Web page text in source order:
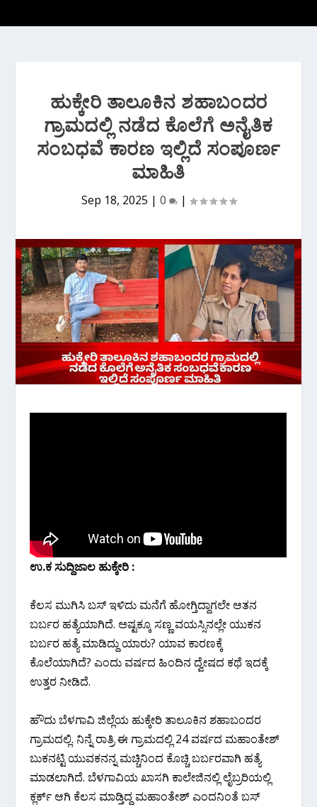
ಹುಕ್ಕೇರಿ ತಾಲೂಕಿನ ಶಹಾಬಂದರ
ಗ್ರಾಮದಲ್ಲಿ‌ ನಡೆದ ಕೊಲೆಗೆ ಅನೈತಿಕ‌
ಸಂಬಧವೆ ಕಾರಣ ಇಲ್ಲಿದೆ ಸಂಪೂರ್ಣ
ಮಾಹಿತಿ
Sep 18, 2025 | 0 |
ಉ.ಕ‌ ಸುದ್ದಿಜಾಲ ಹುಕ್ಕೇರಿ :
ಕೆಲಸ ಮುಗಿಸಿ ಬಸ್ ಇಳಿದು ಮನೆಗೆ ಹೋಗ್ತಿದ್ದಾಗಲೇ ಆತನ
ಬರ್ಬರ ಹತ್ಯೆಯಾಗಿದೆ. ಅಷ್ಟಕ್ಕೂ ಸಣ್ಣ ವಯಸ್ಸಿನಲ್ಲೇ ಯುಕನ
ಬರ್ಬರ ಹತ್ಯೆ ಮಾಡಿದ್ದು ಯಾರು? ಯಾವ ಕಾರಣಕ್ಕೆ
ಕೊಲೆಯಾಗಿದೆ? ಎಂದು ವರ್ಷದ ಹಿಂದಿನ ದ್ವೇಷದ ಕಥೆ ಇದಕ್ಕೆ
ಉತ್ತರ ನೀಡಿದೆ.
ಹೌದು ಬೆಳಗಾವಿ ಜಿಲ್ಲೆಯ ಹುಕ್ಕೇರಿ ತಾಲೂಕಿನ ಶಹಾಬಂದರ
ಗ್ರಾಮದಲ್ಲಿ. ನಿನ್ನೆ ರಾತ್ರಿ ಈ ಗ್ರಾಮದಲ್ಲಿ 24 ವರ್ಷದ ಮಹಾಂತೇಶ್
ಬುಕನಟ್ಟಿ ಯುವಕನನ್ನ ಮಚ್ಚಿನಿಂದ ಕೊಚ್ಚಿ ಬರ್ಬರವಾಗಿ ಹತ್ಯೆ
ಮಾಡಲಾಗಿದೆ. ಬೆಳಗಾವಿಯ ಖಾಸಗಿ ಕಾಲೇಜಿನಲ್ಲಿ ಲೈಬ್ರರಿಯಲ್ಲಿ
ಕ್ಲರ್ಕ್ ಆಗಿ ಕೆಲಸ ಮಾಡ್ತಿದ್ದ ಮಹಾಂತೇಶ್ ಎಂದನಿಂತೆ ಬಸ್